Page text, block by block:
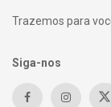
Trazemos para
Siga-nos